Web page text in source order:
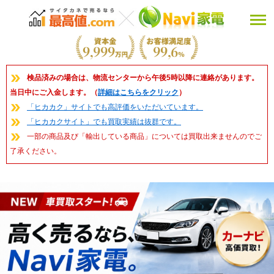
検品済みの場合は、物流センターから午後5時以降に連絡があります。
当日中にご入金します。（詳細はこちらをクリック ）
「ヒカカク」サイトでも高評価をいただいています。
「ヒカカクサイト」でも買取実績は抜群です。
一部の商品及び「輸出している商品」については買取出来ませんのでご
了承ください。